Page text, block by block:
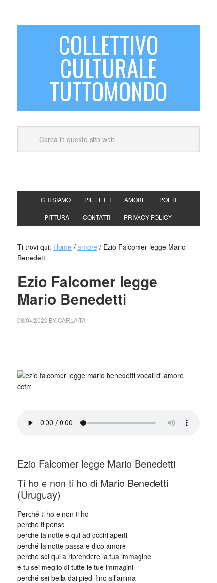
COLLETTIVO
CULTURALE
TUTTOMONDO
CHI SIAMO PIÙ LETTI AMORE POETI
PITTURA CONTATTI PRIVACY POLICY
Ti trovi qui: Home / amore /Ezio Falcomer legge Mario
Benedetti
Ezio Falcomer legge
Mario Benedetti
08/04/2023 BYCARLAITA
Ezio Falcomer legge Mario Benedetti
Ti ho e non ti ho di Mario Benedetti
(Uruguay)
Perché ti ho e non ti ho
perché ti penso
perché la notte è qui ad occhi aperti
perché la notte passa e dico amore
perché sei qui a riprendere la tua immagine
e tu sei meglio di tutte le tue immagini
perché sei bella dai piedi fino all’anima